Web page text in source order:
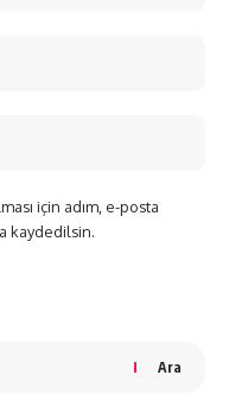
için adım, e-posta
kaydedilsin.
Ara